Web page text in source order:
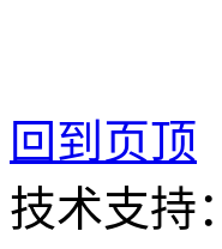
回到页顶
技术支持：